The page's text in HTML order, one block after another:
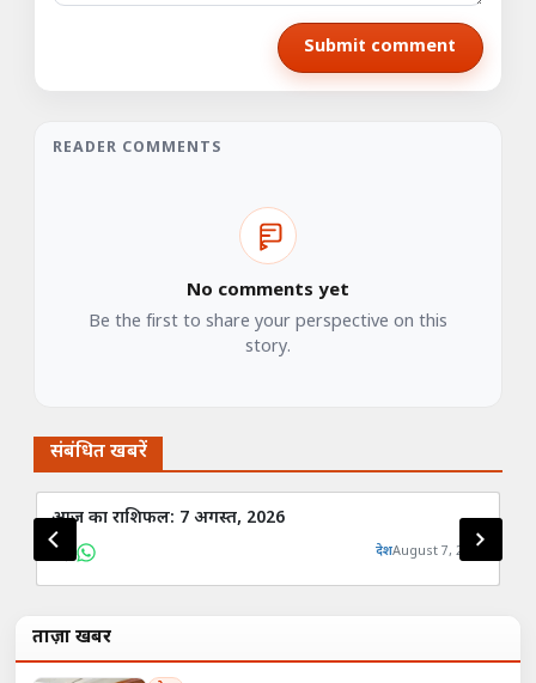
Submit comment
READER COMMENTS
No comments yet
Be the first to share your perspective on this
story.
संबंधित खबरें
आज का राशिफल: 7 अगस्त, 2026
देशAugust 7, 2026
ताज़ा खबरें